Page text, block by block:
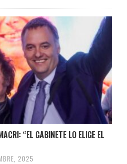
“EL GABINETE LO ELIGE EL
2025